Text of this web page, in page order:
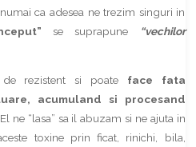
ca adesea ne trezim singuri in
se suprapune
“vechilor
rezistent si poate face fata
acumuland si procesand
. El ne “lasa” sa il abuzam si ne ajuta in
toxine prin ficat, rinichi, bila,